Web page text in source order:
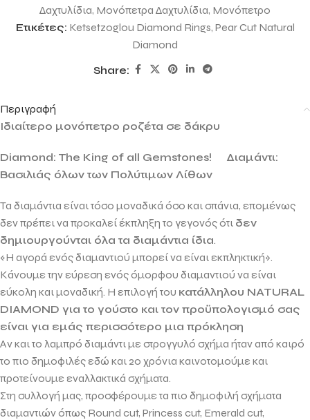
Δαχτυλίδια, Μονόπετρα Δαχτυλίδια, Μονόπετρο
Ετικέτες: Ketsetzoglou Diamond Rings, Pear Cut Natural
Diamond
Share:
Περιγραφή
Ιδιαίτερο μονόπετρο ροζέτα σε δάκρυ
Diamond: The King of all Gemstones!
Διαμάντι:
Βασιλιάς όλων των Πολύτιμων Λίθων
Τα διαμάντια είναι τόσο μοναδικά όσο και σπάνια, επομένως
δεν πρέπει να προκαλεί έκπληξη το γεγονός ότι δεν
δημιουργούνται όλα τα διαμάντια ίδια.
«Η αγορά ενός διαμαντιού μπορεί να είναι εκπληκτική».
Κάνουμε την εύρεση ενός όμορφου διαμαντιού να είναι
εύκολη και μοναδική. Η επιλογή του κατάλληλου NATURAL
DIAMOND για το γούστο και τον προϋπολογισμό σας
είναι για εμάς περισσότερο μια πρόκληση
Αν και το λαμπρό διαμάντι με στρογγυλό σχήμα ήταν από καιρό
το πιο δημοφιλές εδώ και 20 χρόνια καινοτομούμε και
προτείνουμε εναλλακτικά σχήματα.
Στη συλλογή μας, προσφέρουμε τα πιο δημοφιλή σχήματα
διαμαντιών όπως Round cut, Princess cut, Emerald cut,